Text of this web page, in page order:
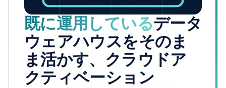
既に運用しているデータ
ウェアハウスをそのま
ま活かす、クラウドア
クティベーション